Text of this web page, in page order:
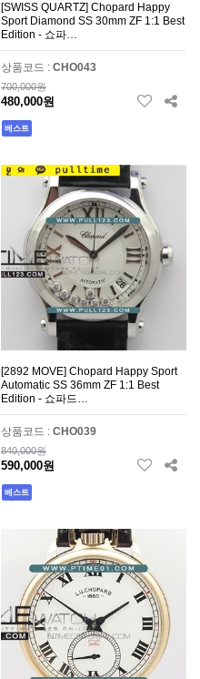
[SWISS QUARTZ] Chopard Happy
Sport Diamond SS 30mm ZF 1:1 Best
Edition - 쇼파…
상품코드 : CHO043
700,000원
480,000원
베스트
[2892 MOVE] Chopard Happy Sport
Automatic SS 36mm ZF 1:1 Best
Edition - 쇼파드…
상품코드 : CHO039
840,000원
590,000원
베스트